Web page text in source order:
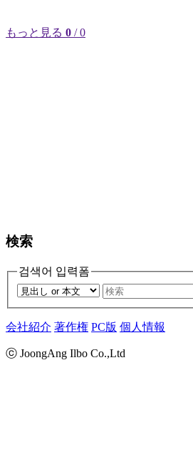
もっと見る 0 / 0
検索
검색어 입력폼
会社紹介 著作権 PC版 個人情報
ⓒ JoongAng Ilbo Co.,Ltd